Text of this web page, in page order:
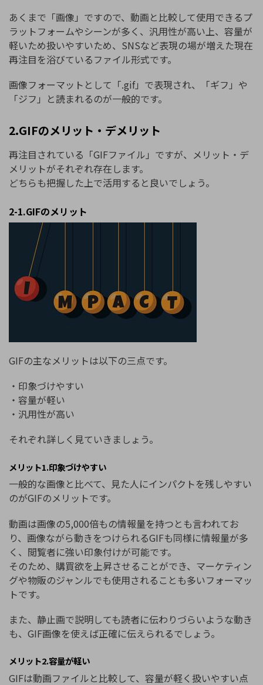
あくまで「画像」ですので、動画と比較して使用できるプ
ラットフォームやシーンが多く、汎用性が高い上、容量が
軽いため扱いやすいため、SNSなど表現の場が増えた現在
再注目を浴びているファイル形式です。
画像フォーマットとして「.gif」で表現され、「ギフ」や
「ジフ」と読まれるのが一般的です。
2.GIFのメリット・デメリット
再注目されている「GIFファイル」ですが、メリット・デ
メリットがそれぞれ存在します。
どちらも把握した上で活用すると良いでしょう。
2-1.GIFのメリット
GIFの主なメリットは以下の三点です。
・印象づけやすい
・容量が軽い
・汎用性が高い
それぞれ詳しく見ていきましょう。
メリット1.印象づけやすい
一般的な画像と比べて、見た人にインパクトを残しやすい
のがGIFのメリットです。
動画は画像の5,000倍もの情報量を持つとも言われてお
り、画像ながら動きをつけられるGIFも同様に情報量が多
く、閲覧者に強い印象付けが可能です。
そのため、購買欲を上昇させることができ、マーケティン
グや物販のジャンルでも使用されることも多いフォーマッ
トです。
また、静止画で説明しても読者に伝わりづらいような動き
も、GIF画像を使えば正確に伝えられるでしょう。
メリット2.容量が軽い
GIFは動画ファイルと比較して、容量が軽く扱いやすい点